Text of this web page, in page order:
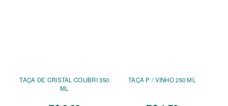
TAÇA DE CRISTAL COLIBRI 350
ML
TAÇA P / VINHO 250 ML